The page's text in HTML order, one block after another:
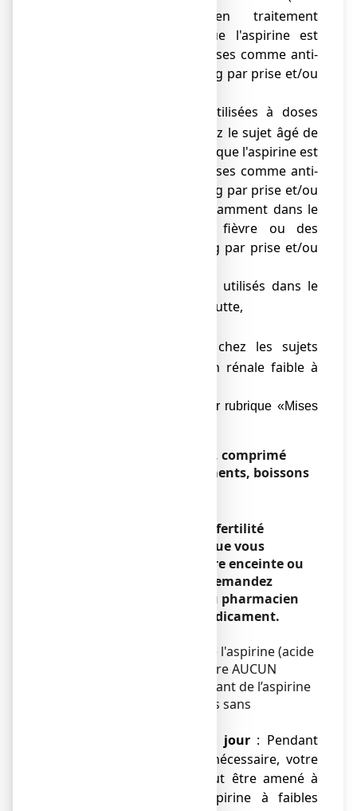
hydrocortisone en traitement
substitutif), lorsque l'aspirine est
utilisée à fortes doses comme anti-
inflammatoire (≥ 1 g par prise et/ou
les héparines utilisées à doses
curatives et/ou chez le sujet âgé de
plus de 65 ans, lorsque l'aspirine est
utilisée à fortes doses comme anti-
inflammatoire (≥ 1 g par prise et/ou
≥ 3 g par jour) notamment dans le
traitement de la fièvre ou des
douleurs (≥ 500 mg par prise et/ou
les médicaments utilisés dans le
traitement de la goutte,
le pemetrexed chez les sujets
ayant une fonction rénale faible à
voir rubrique «Mises
ASPRO 500 EFFERVESCENT, comprimé
effervescent avec des aliments, boissons
Grossesse, allaitement et fertilité
Si vous êtes enceinte ou que vous
allaitez, si vous pensez être enceinte ou
planifiez une grossesse, demandez
ou pharmacien
avant de prendre tout médicament.
Ce médicament contient de l'aspirine (acide
acétylsalicylique). Ne prendre AUCUN
AUTRE médicament contenant de l’aspirine
(y compris les médicaments sans
jusqu’à 100 mg par jour: Pendant
toute la grossesse, si nécessaire, votre
médecin spécialiste peut être amené à
vous prescrire de l’aspirine à faibles